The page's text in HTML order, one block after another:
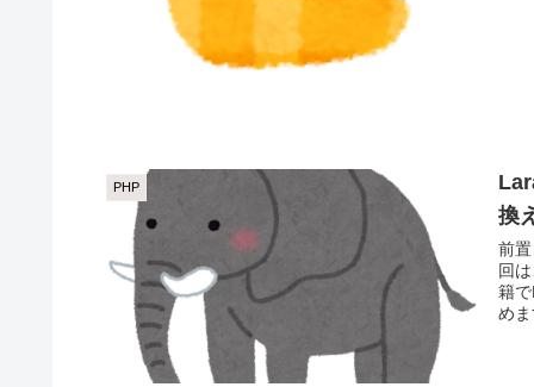
PHP
換
前
回
籍
め